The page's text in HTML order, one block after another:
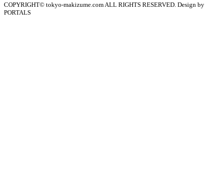
COPYRIGHT© tokyo-makizume.com ALL RIGHTS RESERVED. Design by
PORTALS